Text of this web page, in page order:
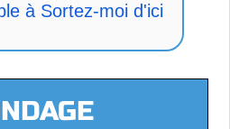
à Sortez-moi d'ici